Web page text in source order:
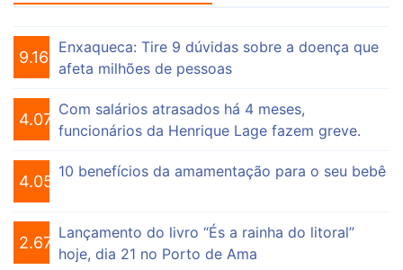
9.167
Enxaqueca: Tire 9 dúvidas sobre a doença que
afeta milhões de pessoas
4.078
Com salários atrasados há 4 meses,
funcionários da Henrique Lage fazem greve.
4.058
10 benefícios da amamentação para o seu bebê
2.678
Lançamento do livro “És a rainha do litoral”
hoje, dia 21 no Porto de Ama